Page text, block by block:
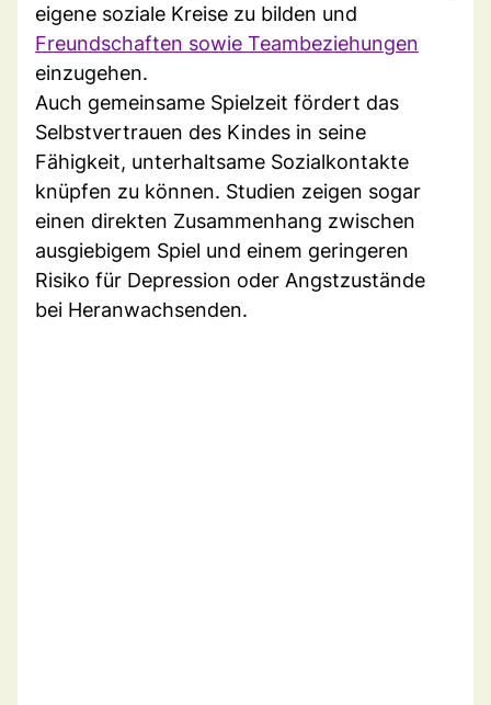
eigene soziale Kreise zu bilden und
Freundschaften sowie Teambeziehungen
einzugehen.
Auch gemeinsame Spielzeit fördert das
Selbstvertrauen des Kindes in seine
Fähigkeit, unterhaltsame Sozialkontakte
knüpfen zu können. Studien zeigen sogar
einen direkten Zusammenhang zwischen
ausgiebigem Spiel und einem geringeren
Risiko für Depression oder Angstzustände
bei Heranwachsenden.